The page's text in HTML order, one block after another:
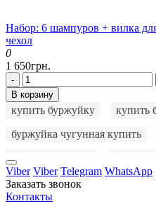
Набор: 6 шампуров + вилка
чехол
0
1 650грн.
-
В корзину
купить буржуйку
купить
буржуйка чугунная купить
куплю буржуйку
купить печку буржуйку
чугунная буржуйка
Viber Viber Telegram WhatsApp
Заказать звонок
Контакты